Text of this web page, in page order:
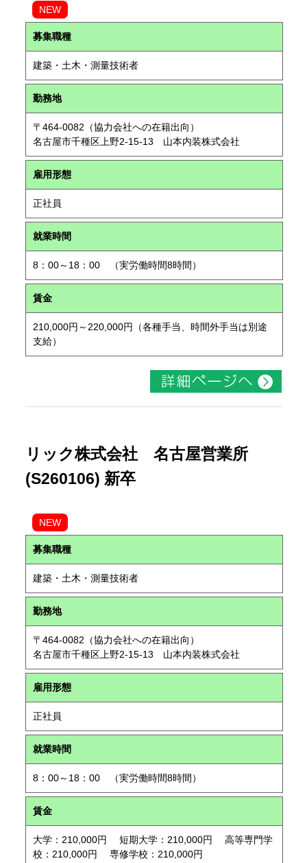
NEW
募集職種
建築・土木・測量技術者
勤務地
〒464-0082（協力会社への在籍出向）
名古屋市千種区上野2-15-13 山本内装株式会社
雇用形態
正社員
就業時間
8：00～18：00 （実労働時間8時間）
賃金
210,000円～220,000円（各種手当、時間外手当は別途
支給）
リック株式会社 名古屋営業所
(S260106) 新卒
NEW
募集職種
建築・土木・測量技術者
勤務地
〒464-0082（協力会社への在籍出向）
名古屋市千種区上野2-15-13 山本内装株式会社
雇用形態
正社員
就業時間
8：00～18：00 （実労働時間8時間）
賃金
大学：210,000円 短期大学：210,000円 高等専門学
校：210,000円 専修学校：210,000円